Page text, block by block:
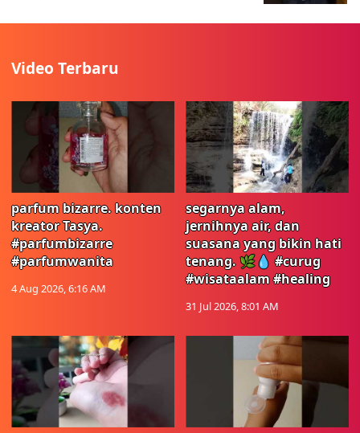
Video Terbaru
parfum bizarre. konten
kreator Tasya.
#parfumbizarre
#parfumwanita
4 Aug 2026, 6:16 AM
segarnya alam,
jernihnya air, dan
suasana yang bikin hati
tenang. 🌿💧 #curug
#wisataalam #healing
31 Jul 2026, 8:01 AM